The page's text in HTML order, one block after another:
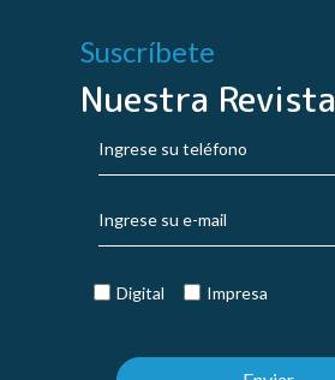
Suscríbete
Nuestra Revista
Digital Impresa